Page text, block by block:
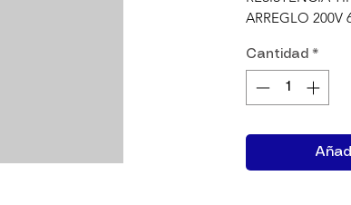
ARREGLO 200V
Cantidad *